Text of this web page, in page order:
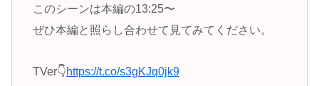
このシーンは本編の13:25〜
ぜひ本編と照らし合わせて見てみてください。
TVer👇https://t.co/s3gKJq0jk9